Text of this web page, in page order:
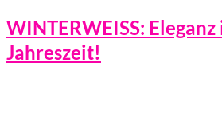
WINTERWEISS:
Jahreszeit!